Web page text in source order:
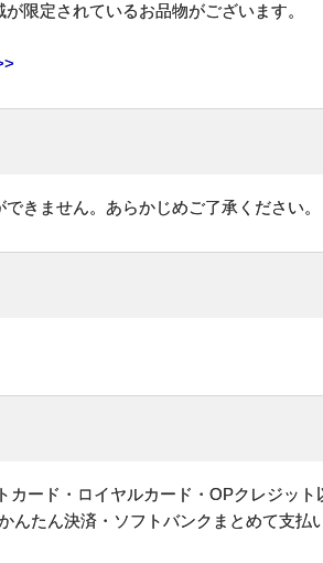
限定されているお品物がございます。
きません。あらかじめご了承ください。
カード・ロイヤルカード・OPクレジッ
んたん決済・ソフトバンクまとめて支